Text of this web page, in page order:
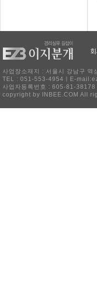
사업장소재지 : 서울시 강남구
TEL : 051-553-4954ㅣE-
사업자등록번호 : 605-81-
copyright by INBEE.COM All